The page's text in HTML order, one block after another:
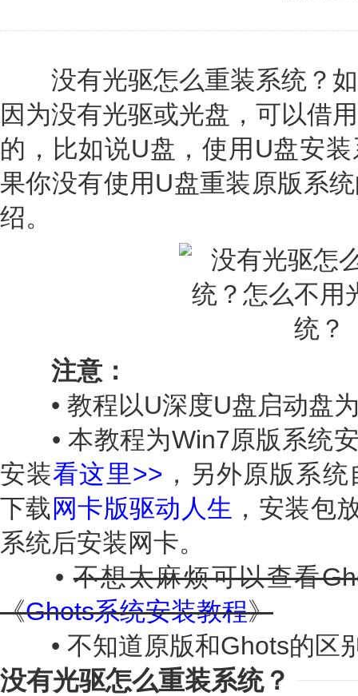
没有光驱怎么重装系统？如
因为没有光驱或光盘，可以借
的，比如说U盘，使用U盘安
果你没有使用U盘重装原版系
绍。
注意：
• 教程以U深度U盘启动盘
• 本教程为Win7原版系统安
安装看这里>> ，另外原版系
下载网卡版驱动人生 ，安装包
系统后安装网卡。
•不想太麻烦可以查看
《Ghots系统安装教程》
• 不知道原版和Ghots的区
没有光驱怎么重装系统？